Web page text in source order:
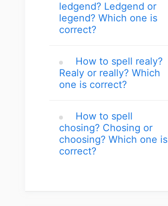
ledgend? Ledgend or
legend? Which one is
correct?
How to spell realy?
Realy or really? Which
one is correct?
How to spell
chosing? Chosing or
choosing? Which one is
correct?